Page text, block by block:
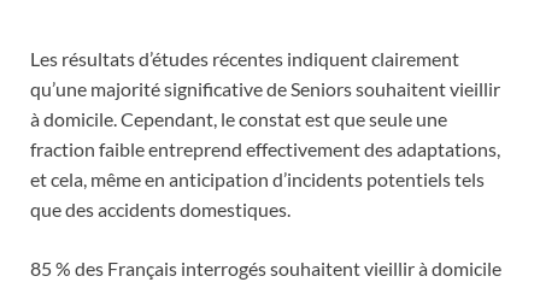
Les résultats d’études récentes indiquent clairement
qu’une majorité significative de Seniors souhaitent vieillir
à domicile. Cependant, le constat est que seule une
fraction faible entreprend effectivement des adaptations,
et cela, même en anticipation d’incidents potentiels tels
que des accidents domestiques.
85 % des Français interrogés souhaitent vieillir à domicile